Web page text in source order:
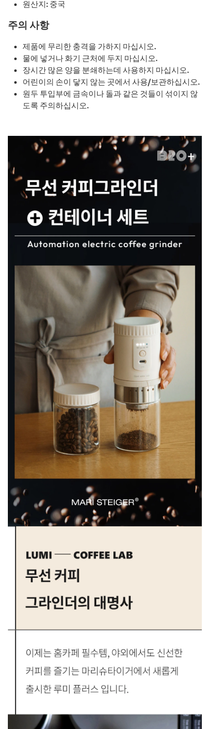
원산지: 중국
주의 사항
제품에 무리한 충격을 가하지 마십시오.
물에 넣거나 화기 근처에 두지 마십시오.
장시간 많은 양을 분쇄하는데 사용하지 마십시오.
어린이의 손이 닿지 않는 곳에서 사용/보관하십시오.
원두 투입부에 금속이나 돌과 같은 것들이 섞이지 않
도록 주의하십시오.